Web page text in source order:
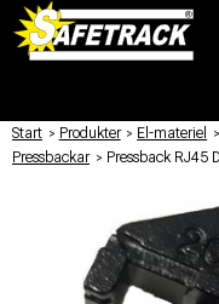
Start / Produkter / El-materiel /
Pressbackar / Pressback RJ45